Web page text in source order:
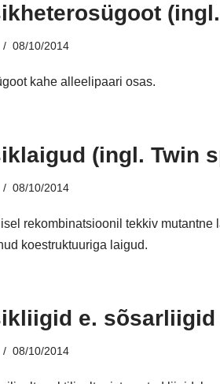
08/10/2014
kahe alleelipaari osas.
(ingl. Twin
08/10/2014
rekombinatsioonil tekkiv
koestruktuuriga laigud.
e.
08/10/2014